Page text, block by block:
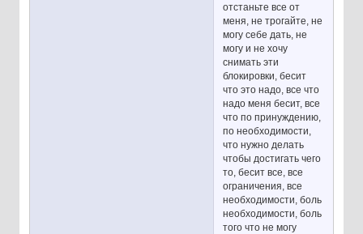
отстаньте все от
меня, не трогайте, не
могу себе дать, не
могу и не хочу
снимать эти
блокировки, бесит
что это надо, все что
надо меня бесит, все
что по принуждению,
по необходимости,
что нужно делать
чтобы достигать чего
то, бесит все, все
ограничения, все
необходимости, боль
необходимости, боль
того что не могу